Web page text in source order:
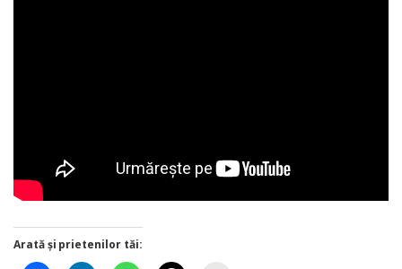
Arată și prietenilor tăi: